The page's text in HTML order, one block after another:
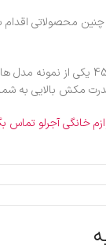
چنین محصولاتی
مدل 4500 یکی از
خانگی آجرلو تماس